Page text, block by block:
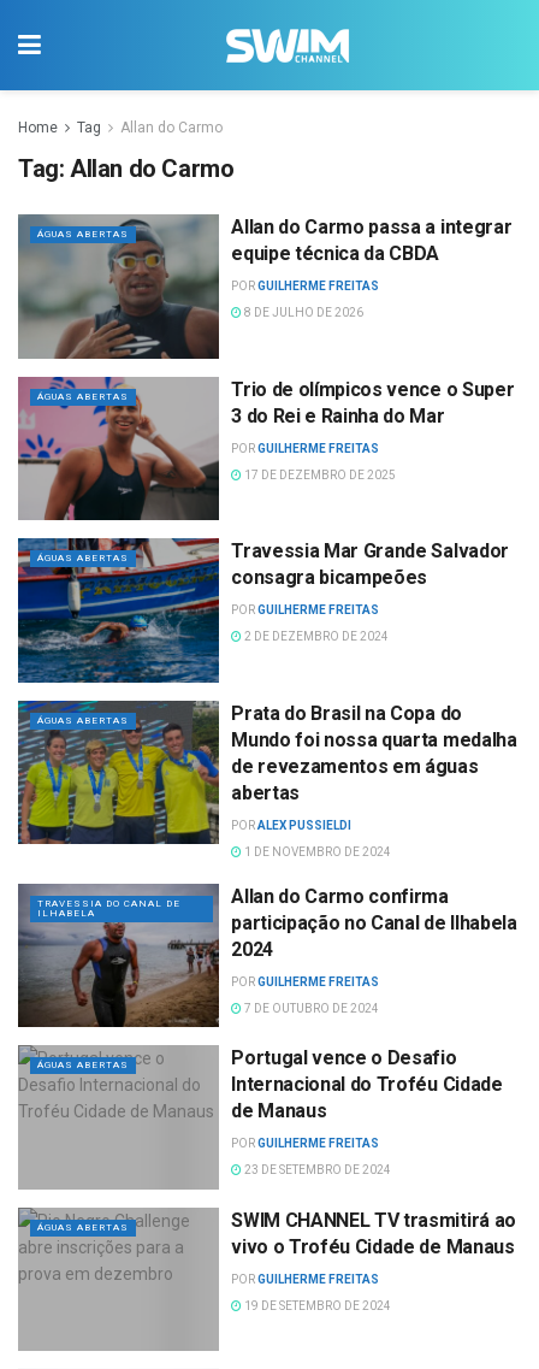
Home Tag Allan do Carmo
Tag: Allan do Carmo
ÁGUAS ABERTAS
Allan do Carmo passa a integrar
equipe técnica da CBDA
PORGUILHERME FREITAS
8 DE JULHO DE 2026
ÁGUAS ABERTAS
Trio de olímpicos vence o Super
3 do Rei e Rainha do Mar
PORGUILHERME FREITAS
17 DE DEZEMBRO DE 2025
ÁGUAS ABERTAS
Travessia Mar Grande Salvador
consagra bicampeões
PORGUILHERME FREITAS
2 DE DEZEMBRO DE 2024
ÁGUAS ABERTAS
Prata do Brasil na Copa do
Mundo foi nossa quarta medalha
de revezamentos em águas
abertas
PORALEX PUSSIELDI
1 DE NOVEMBRO DE 2024
TRAVESSIA DO CANAL DE
ILHABELA
Allan do Carmo confirma
participação no Canal de Ilhabela
2024
PORGUILHERME FREITAS
7 DE OUTUBRO DE 2024
ÁGUAS ABERTAS
Portugal vence o Desafio
Internacional do Troféu Cidade
de Manaus
PORGUILHERME FREITAS
23 DE SETEMBRO DE 2024
ÁGUAS ABERTAS
SWIM CHANNEL TV trasmitirá ao
vivo o Troféu Cidade de Manaus
PORGUILHERME FREITAS
19 DE SETEMBRO DE 2024